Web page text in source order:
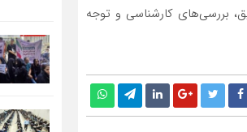
بررسی‌های کارشناسی و توجه